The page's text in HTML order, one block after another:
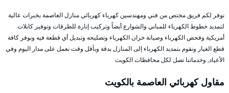
نوفر لكم فريق مختص من فني ومهندسين كهرباء كهربائي منازل العاصمة بخبرات عالية
لتمديد خطوط الكهرباء للمباني والشوارع أيضاً وتركيب إنارة للطرقات وتوفير كابلات
أمريكية وفحص الكهرباء وصيانة خزان الكهرباء وتصليحه وتبديل أي قطعة فيه ونوفر كافة
قطع الغيار ونقوم بتمديد الكهرباء إلى المنازل بدقة وبأقل وقت نعمل على مدار اليوم وفي
الأعياد, وخدماتنا تصل لكل محافظات الكويت
مقاول كهربائي العاصمة بالكويت